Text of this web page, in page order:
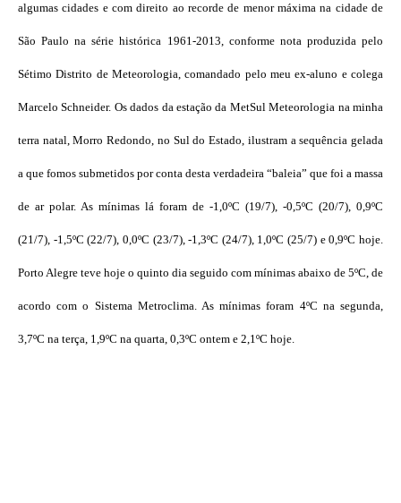
algumas cidades e com direito ao recorde de menor máxima na cidade de
São Paulo na série histórica 1961-2013, conforme nota produzida pelo
Sétimo Distrito de Meteorologia, comandado pelo meu ex-aluno e colega
Marcelo Schneider. Os dados da estação da MetSul Meteorologia na minha
terra natal, Morro Redondo, no Sul do Estado, ilustram a sequência gelada
a que fomos submetidos por conta desta verdadeira “baleia” que foi a massa
de ar polar. As mínimas lá foram de -1,0ºC (19/7), -0,5ºC (20/7), 0,9ºC
(21/7), -1,5ºC (22/7), 0,0ºC (23/7), -1,3ºC (24/7), 1,0ºC (25/7) e 0,9ºC hoje.
Porto Alegre teve hoje o quinto dia seguido com mínimas abaixo de 5ºC, de
acordo com o Sistema Metroclima. As mínimas foram 4ºC na segunda,
3,7ºC na terça, 1,9ºC na quarta, 0,3ºC ontem e 2,1ºC hoje.